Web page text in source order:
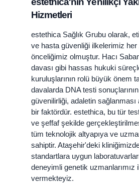
Hizmetleri
estethica Sağlık Grubu olarak,
ve hasta güvenliği ilkelerimiz
önceliğimiz olmuştur. Hacı
davası gibi hassas hukuki
kuruluşlarının rolü büyük önem
davalarda DNA testi
güvenilirliği, adaletin sağlanması
bir faktördür. estethica, bu tür
ve şeffaf şekilde
tüm teknolojik altyapıya ve
sahiptir. Ataşehir'deki
standartlara uygun
deneyimli genetik uzmanlarımız
vermekteyiz.